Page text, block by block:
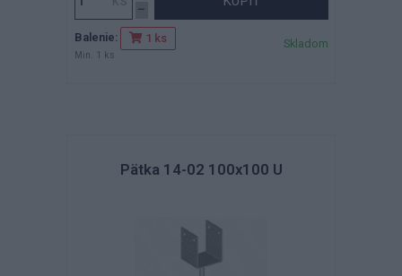
Balenie: 1 ks
Min. 1 ks
Skladom
Pätka 14-02 100x100 U